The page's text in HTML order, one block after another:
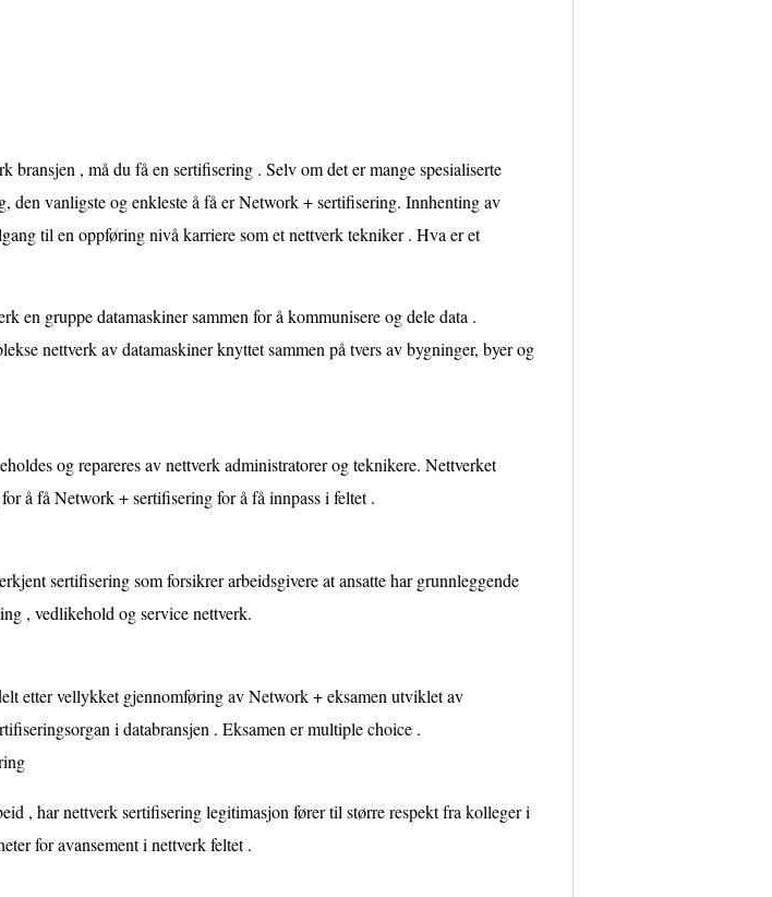
bransjen , må du få en sertifisering . Selv om det er mange spesialiserte
den vanligste og enkleste å få er Network + sertifisering. Innhenting av
til en oppføring nivå karriere som et nettverk tekniker . Hva er et
en gruppe datamaskiner sammen for å kommunisere og dele data .
nettverk av datamaskiner knyttet sammen på tvers av bygninger, byer og
og repareres av nettverk administratorer og teknikere. Nettverket
å få Network + sertifisering for å få innpass i feltet .
sertifisering som forsikrer arbeidsgivere at ansatte har grunnleggende
, vedlikehold og service nettverk.
etter vellykket gjennomføring av Network + eksamen utviklet av
i databransjen . Eksamen er multiple choice .
, har nettverk sertifisering legitimasjon fører til større respekt fra kolleger i
for avansement i nettverk feltet .